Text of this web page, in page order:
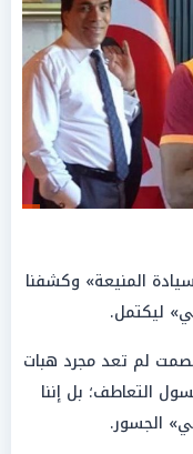
المنيعة» وكشفنا
ليكتمل.
لم تعد مجرد هبات
التعاطف؛ بل إننا
الجسور.